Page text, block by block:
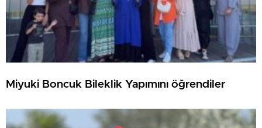
Miyuki Boncuk Bileklik Yapımını öğrendiler